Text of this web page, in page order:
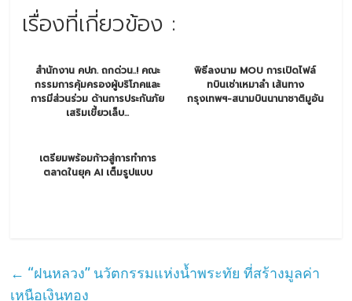
เรื่องที่เกี่ยวข้อง :
สำนักงาน คปภ. ถกด่วน..! คณะ
กรรมการคุ้มครองผู้บริโภคและ
การมีส่วนร่วม ด้านการประกันภัย
เสริมเขี้ยวเล็บ...
พิธีลงนาม MOU การเปิดไฟล์
ทบินเช่าเหมาลำ เส้นทาง
กรุงเทพฯ-สนามบินนานาชาติมูอัน
เตรียมพร้อมก้าวสู่การทำการ
ตลาดในยุค AI เต็มรูปแบบ
← “ฝนหลวง” นวัตกรรมแห่งน้ำพระทัย ที่สร้างมูลค่า
เหนือเงินทอง